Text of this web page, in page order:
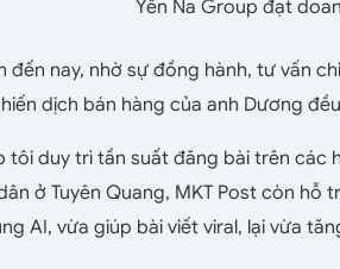
Yến Na Group đạt
đến nay, nhờ sự đồng hành, tư vấn
dịch bán hàng của anh Dương
tôi duy trì tần suất đăng bài trên các
ở Tuyên Quang, MKT Post còn hỗ
AI, vừa giúp bài viết viral, lại vừa